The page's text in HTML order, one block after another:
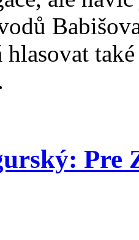
Pre